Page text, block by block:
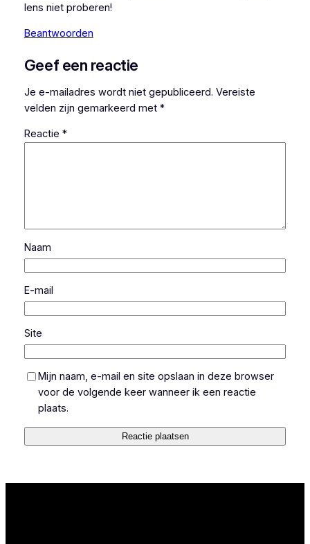
lens niet proberen!
Beantwoorden
Geef een reactie
Je e-mailadres wordt niet gepubliceerd. Vereiste
velden zijn gemarkeerd met *
Reactie *
Naam
E-mail
Site
Mijn naam, e-mail en site opslaan in deze browser
voor de volgende keer wanneer ik een reactie
plaats.